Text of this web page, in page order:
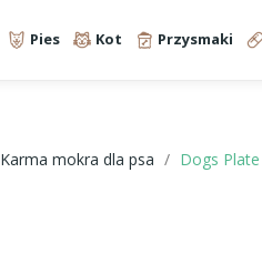
Pies Kot Przysmaki
Karma mokra dla psa Dogs Plate